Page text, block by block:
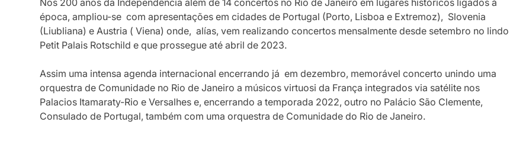
Nos 200 anos da Independência além de 14 concertos no Rio de Janeiro em lugares históricos ligados à
época, ampliou-se com apresentações em cidades de Portugal (Porto, Lisboa e Extremoz), Slovenia
(Liubliana) e Austria ( Viena) onde, alías, vem realizando concertos mensalmente desde setembro no lindo
Petit Palais Rotschild e que prossegue até abril de 2023.
Assim uma intensa agenda internacional encerrando já em dezembro, memorável concerto unindo uma
orquestra de Comunidade no Rio de Janeiro a músicos virtuosi da França integrados via satélite nos
Palacios Itamaraty-Rio e Versalhes e, encerrando a temporada 2022, outro no Palácio São Clemente,
Consulado de Portugal, também com uma orquestra de Comunidade do Rio de Janeiro.